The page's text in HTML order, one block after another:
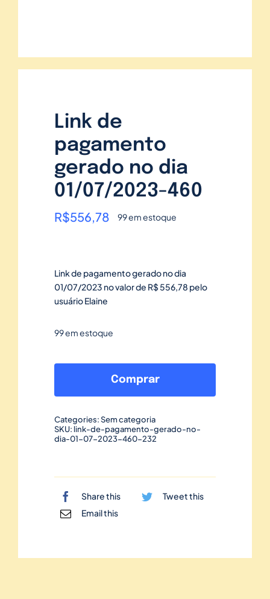
Link de
pagamento
gerado no dia
01/07/2023-460
R$556,78 99 em estoque
Link de pagamento gerado no dia
01/07/2023 no valor de R$ 556,78 pelo
usuário Elaine
99 em estoque
de
no
dia
quantidade
Comprar
Categories:Sem categoria
SKU: link-de-pagamento-gerado-no-
dia-01-07-2023-460-232
Share this
Tweet this
Email this